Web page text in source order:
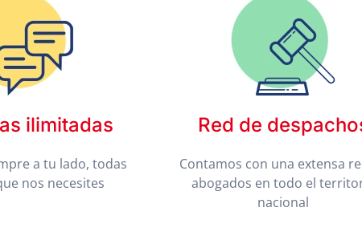
ilimitadas
a tu lado, todas
nos necesites
Red de
Contamos con una extensa
abogados en todo el
nacional